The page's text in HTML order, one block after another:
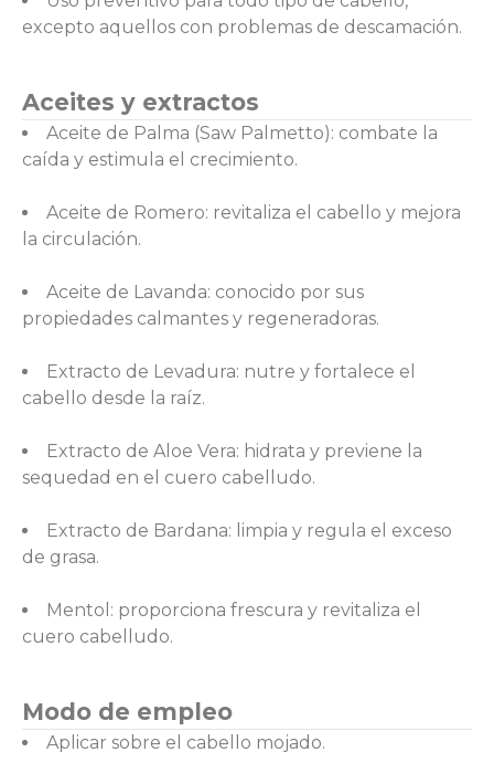
excepto aquellos con problemas de descamación.
Aceites y extractos
Aceite de Palma (Saw Palmetto): combate la
caída y estimula el crecimiento.
Aceite de Romero: revitaliza el cabello y mejora
la circulación.
Aceite de Lavanda: conocido por sus
propiedades calmantes y regeneradoras.
Extracto de Levadura: nutre y fortalece el
cabello desde la raíz.
Extracto de Aloe Vera: hidrata y previene la
sequedad en el cuero cabelludo.
Extracto de Bardana: limpia y regula el exceso
de grasa.
Mentol: proporciona frescura y revitaliza el
cuero cabelludo.
Modo de empleo
Aplicar sobre el cabello mojado.